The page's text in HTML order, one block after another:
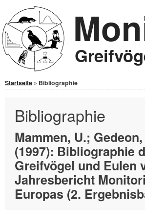
Jump to Content
Sie sind hier
Startseite » Bibliographie
Bibliographie
Mammen, U.;
(1997): Bibliographie
Greifvögel und Eulen
Jahresbericht
Europas (2.